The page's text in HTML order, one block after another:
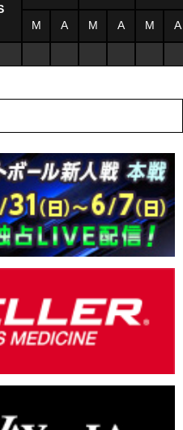
M A M A M A